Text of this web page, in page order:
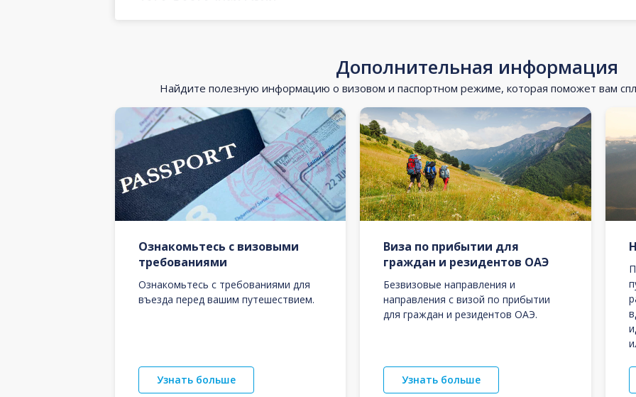
Дополнительная информация
Найдите полезную информацию о визовом и паспортном режиме, которая поможет вам
Ознакомьтесь с визовыми
требованиями
Ознакомьтесь с требованиями для
въезда перед вашим путешествием.
Узнать больше
Виза по прибытии для
граждан и резидентов ОАЭ
Безвизовые направления и
направления с визой по прибытии
для граждан и резидентов ОАЭ.
Узнать больше